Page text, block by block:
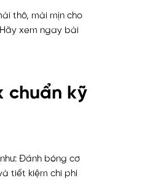
thô, mài mịn cho
xem ngay bài
chuẩn kỹ
Đánh bóng cơ
tiết kiệm chi phí